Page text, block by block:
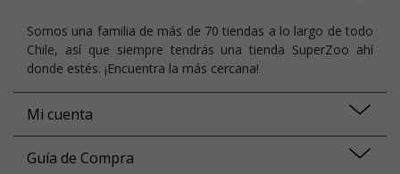
Somos una familia de más de 70 tiendas a lo largo de todo
Chile, así que siempre tendrás una tienda SuperZoo ahí
donde estés. ¡Encuentra la más cercana!
Mi cuenta
Guía de Compra